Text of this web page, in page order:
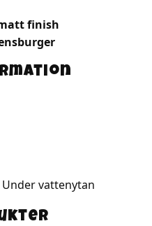
finish
Under vattenytan